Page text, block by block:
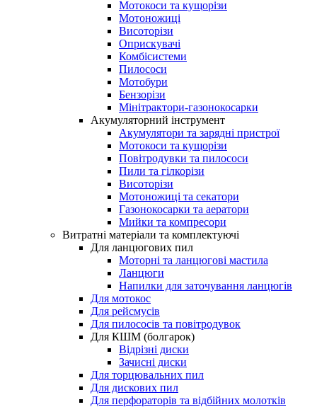
Мотокоси та кущорізи
Мотоножиці
Висоторізи
Оприскувачі
Комбісистеми
Пилососи
Мотобури
Бензорізи
Мінітрактори-газонокосарки
Акумуляторний інструмент
Акумулятори та зарядні пристрої
Мотокоси та кущорізи
Повітродувки та пилососи
Пили та гілкорізи
Висоторізи
Мотоножиці та секатори
Газонокосарки та аератори
Мийки та компресори
Витратні матеріали та комплектуючі
Для ланцюгових пил
Моторні та ланцюгові мастила
Ланцюги
Напилки для заточування ланцюгів
Для мотокос
Для рейсмусів
Для пилососів та повітродувок
Для КШМ (болгарок)
Відрізні диски
Зачисні диски
Для торцювальних пил
Для дискових пил
Для перфораторів та відбійних молотків